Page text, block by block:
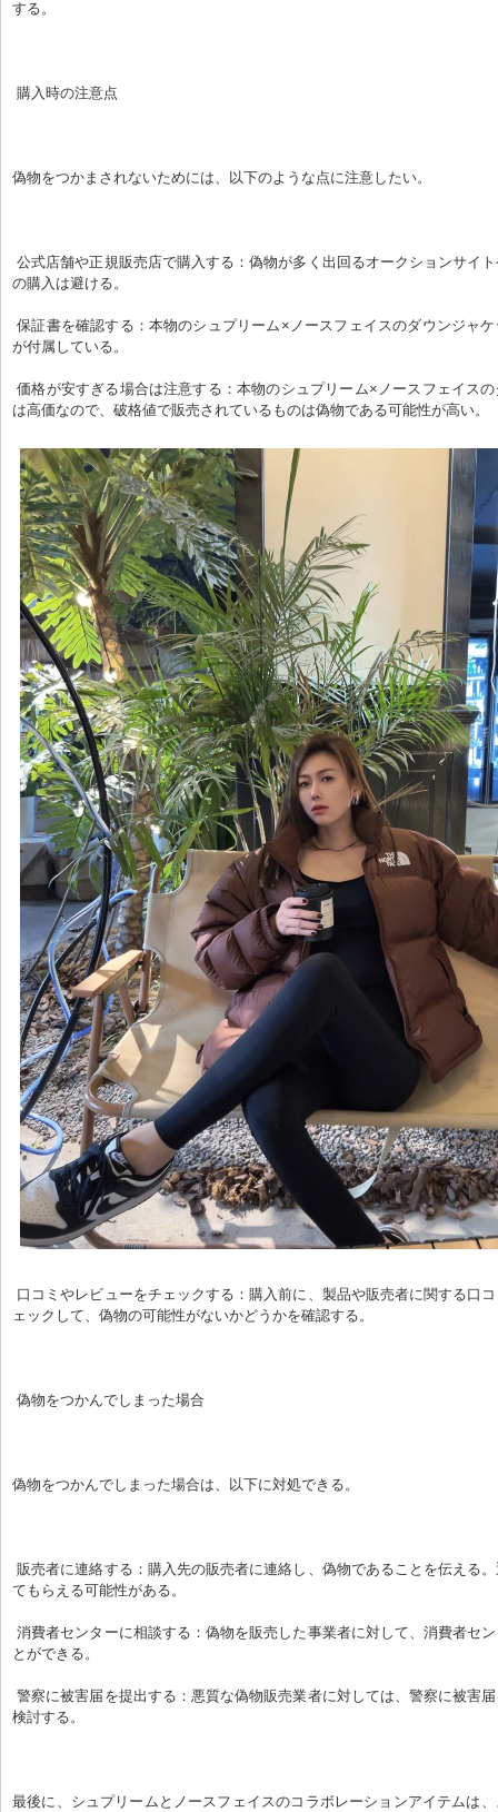
する。
購入時の注意点
偽物をつかまされないためには、以下のような点に注意したい。
公式店舗や正規販売店で購入する：偽物が多く出回るオークションサイトや怪しいサイトで
の購入は避ける。
保証書を確認する：本物のシュプリーム×ノースフェイスのダウンジャケットには、保証書
が付属している。
価格が安すぎる場合は注意する：本物のシュプリーム×ノースフェイスのダウンジャケット
は高価なので、破格値で販売されているものは偽物である可能性が高い。
ェックして、偽物の可能性がないかどうかを確認する。
偽物をつかんでしまった場合
偽物をつかんでしまった場合は、以下に対処できる。
てもらえる可能性がある。
消費者センターに相談する：偽物を販売した事業者に対して、消費者センターに相談するこ
とができる。
警察に被害届を提出する：悪質な偽物販売業者に対しては、警察に被害届を提出することも
検討する。
最後に、シュプリームとノースフェイスのコラボレーションアイテムは